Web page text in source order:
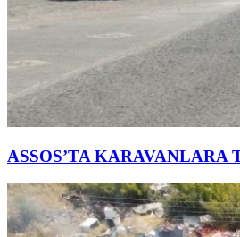
ASSOS’TA KARAVANLARA